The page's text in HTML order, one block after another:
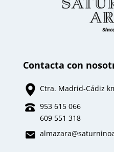
Contacta con
Ctra. Madrid-Cádiz
953 615 066
609 551 318
almazara